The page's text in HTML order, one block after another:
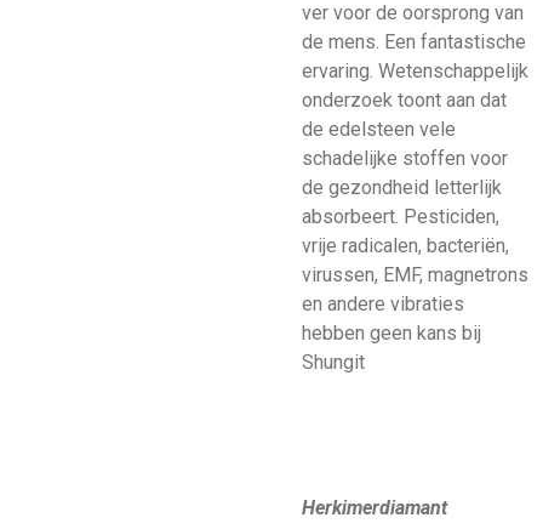
ver voor de oorsprong van
de mens. Een fantastische
ervaring. Wetenschappelijk
onderzoek toont aan dat
de edelsteen vele
schadelijke stoffen voor
de gezondheid letterlijk
absorbeert. Pesticiden,
vrije radicalen, bacteriën,
virussen, EMF, magnetrons
en andere vibraties
hebben geen kans bij
Shungit
Herkimerdiamant